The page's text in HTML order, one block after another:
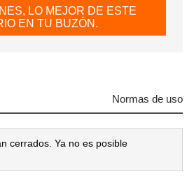
LO MEJOR DE ESTE
EN TU BUZÓN.
Normas de uso
cerrados. Ya no es posible